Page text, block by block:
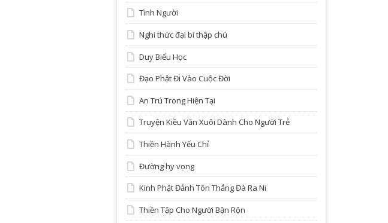
Tình Người
Nghi thức đại bi thập chú
Duy Biểu Học
Đạo Phật Đi Vào Cuộc Đời
An Trú Trong Hiện Tại
Truyện Kiều Văn Xuôi Dành Cho Người Trẻ
Thiền Hành Yếu Chỉ
Đường hy vọng
Kinh Phật Đảnh Tôn Thắng Đà Ra Ni
Thiền Tập Cho Người Bận Rộn